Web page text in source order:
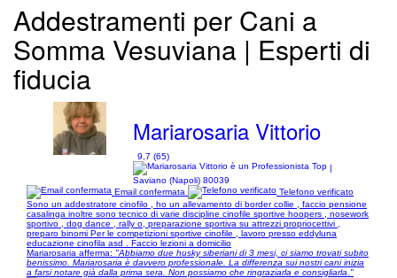
Addestramenti per Cani a
Somma Vesuviana | Esperti di
fiducia
Mariarosaria Vittorio
9,7 (65)
|
Saviano (Napoli) 80039
Email confermata
Telefono verificato
Sono un addestratore cinofilo , ho un allevamento di border collie , faccio pensione
casalinga inoltre sono tecnico di varie discipline cinofile sportive hoopers , nosework
sportivo , dog dance , rally o, preparazione sportiva su attrezzi propriocettivi ,
preparo binomi Per le competizioni sportive cinofile , lavoro presso eddyluna
educazione cinofila asd . Faccio lezioni a domicilio
Mariarosaria afferma: "Abbiamo due husky siberiani di 3 mesi, ci siamo trovati subito
benissimo. Mariarosaria è davvero professionale. La differenza sui nostri cani inizia
a farsi notare già dalla prima sera. Non possiamo che ringraziarla e consigliarla."